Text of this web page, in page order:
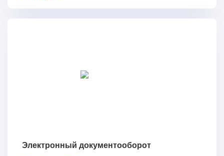
Электронный документооборот